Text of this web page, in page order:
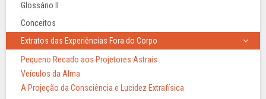
Glossário II
Conceitos
Extratos das Experiências Fora do Corpo
Pequeno Recado aos Projetores Astrais
Veículos da Alma
A Projeção da Consciência e Lucidez Extrafísica